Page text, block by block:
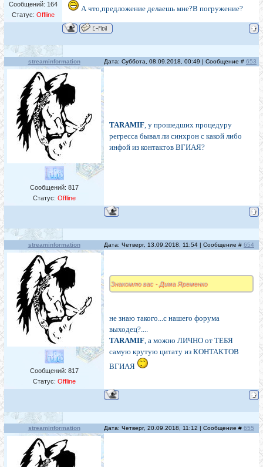
Сообщений: 164
Статус: Offline
А что,предложение делаешь мне?В погружение?
streaminformation Дата: Суббота, 08.09.2018, 00:49 | Сообщение # 653
Сообщений: 817
Статус: Offline
TARAMIF, у прошедших процедуру
регресса бывал ли синхрон с какой либо
инфой из контактов ВГИАЯ?
streaminformation Дата: Четверг, 13.09.2018, 11:54 | Сообщение # 654
Сообщений: 817
Статус: Offline
Знакомлю вас - Дима Яременко
не знаю такого...с нашего форума
выходец?....
TARAMIF, а можно ЛИЧНО от ТЕБЯ
самую крутую цитату из КОНТАКТОВ
ВГИАЯ
streaminformation Дата: Четверг, 20.09.2018, 11:12 | Сообщение # 655